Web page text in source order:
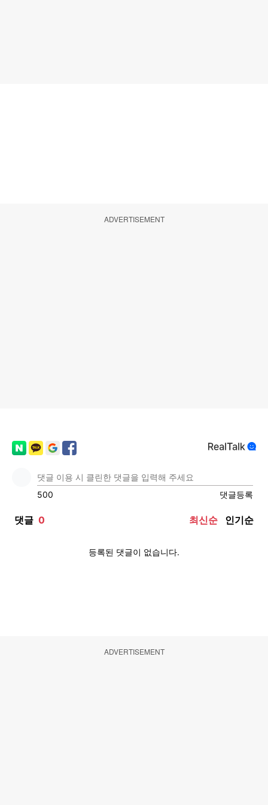
ADVERTISEMENT
ADVERTISEMENT